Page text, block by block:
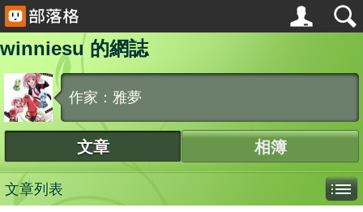
winniesu 的網誌
作家：雅夢
文章 相簿
文章列表